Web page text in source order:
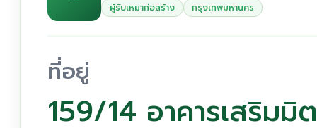
ผู้รับเหมาก่อสร้าง กรุงเทพมหานคร
ที่อยู่
159/14 อาคารเสริม